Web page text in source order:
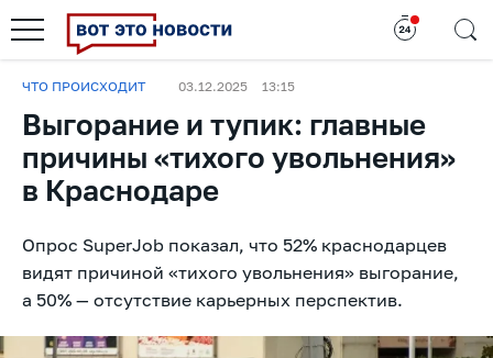
ЧТО ПРОИСХОДИТ 03.12.2025 13:15
Выгорание и тупик: главные
причины «тихого увольнения»
в Краснодаре
Опрос SuperJob показал, что 52% краснодарцев
видят причиной «тихого увольнения» выгорание,
а 50% — отсутствие карьерных перспектив.